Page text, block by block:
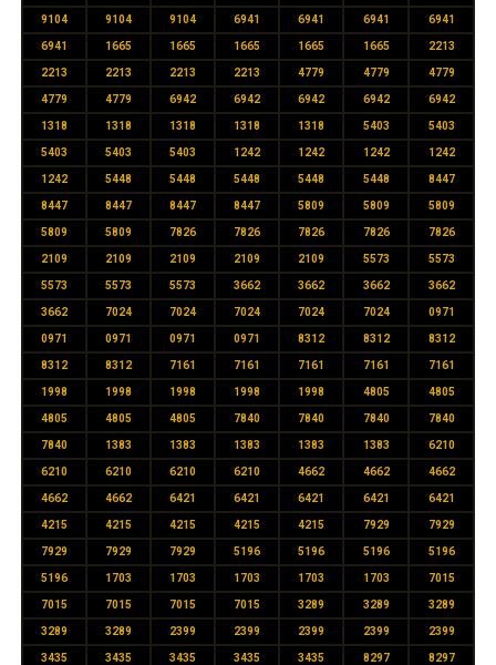
9104 9104 9104 6941 6941 6941 6941
6941 1665 1665 1665 1665 1665 2213
2213 2213 2213 2213 4779 4779 4779
4779 4779 6942 6942 6942 6942 6942
1318 1318 1318 1318 1318 5403 5403
5403 5403 5403 1242 1242 1242 1242
1242 5448 5448 5448 5448 5448 8447
8447 8447 8447 8447 5809 5809 5809
5809 5809 7826 7826 7826 7826 7826
2109 2109 2109 2109 2109 5573 5573
5573 5573 5573 3662 3662 3662 3662
3662 7024 7024 7024 7024 7024 0971
0971 0971 0971 0971 8312 8312 8312
8312 8312 7161 7161 7161 7161 7161
1998 1998 1998 1998 1998 4805 4805
4805 4805 4805 7840 7840 7840 7840
7840 1383 1383 1383 1383 1383 6210
6210 6210 6210 6210 4662 4662 4662
4662 4662 6421 6421 6421 6421 6421
4215 4215 4215 4215 4215 7929 7929
7929 7929 7929 5196 5196 5196 5196
5196 1703 1703 1703 1703 1703 7015
7015 7015 7015 7015 3289 3289 3289
3289 3289 2399 2399 2399 2399 2399
3435 3435 3435 3435 3435 8297 8297